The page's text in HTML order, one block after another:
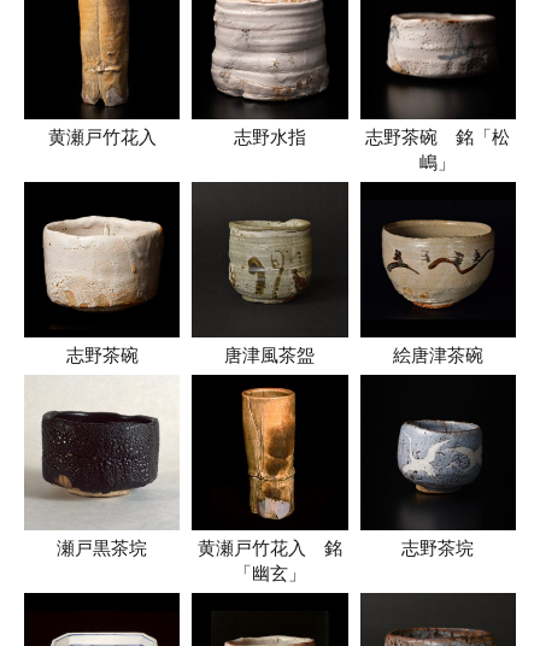
黄瀬戸竹花入 志野水指
志野茶碗 銘「松
嶋」
志野茶碗 唐津風茶盌 絵唐津茶碗
瀬戸黒茶垸
黄瀬戸竹花入 銘
「幽玄」
志野茶垸